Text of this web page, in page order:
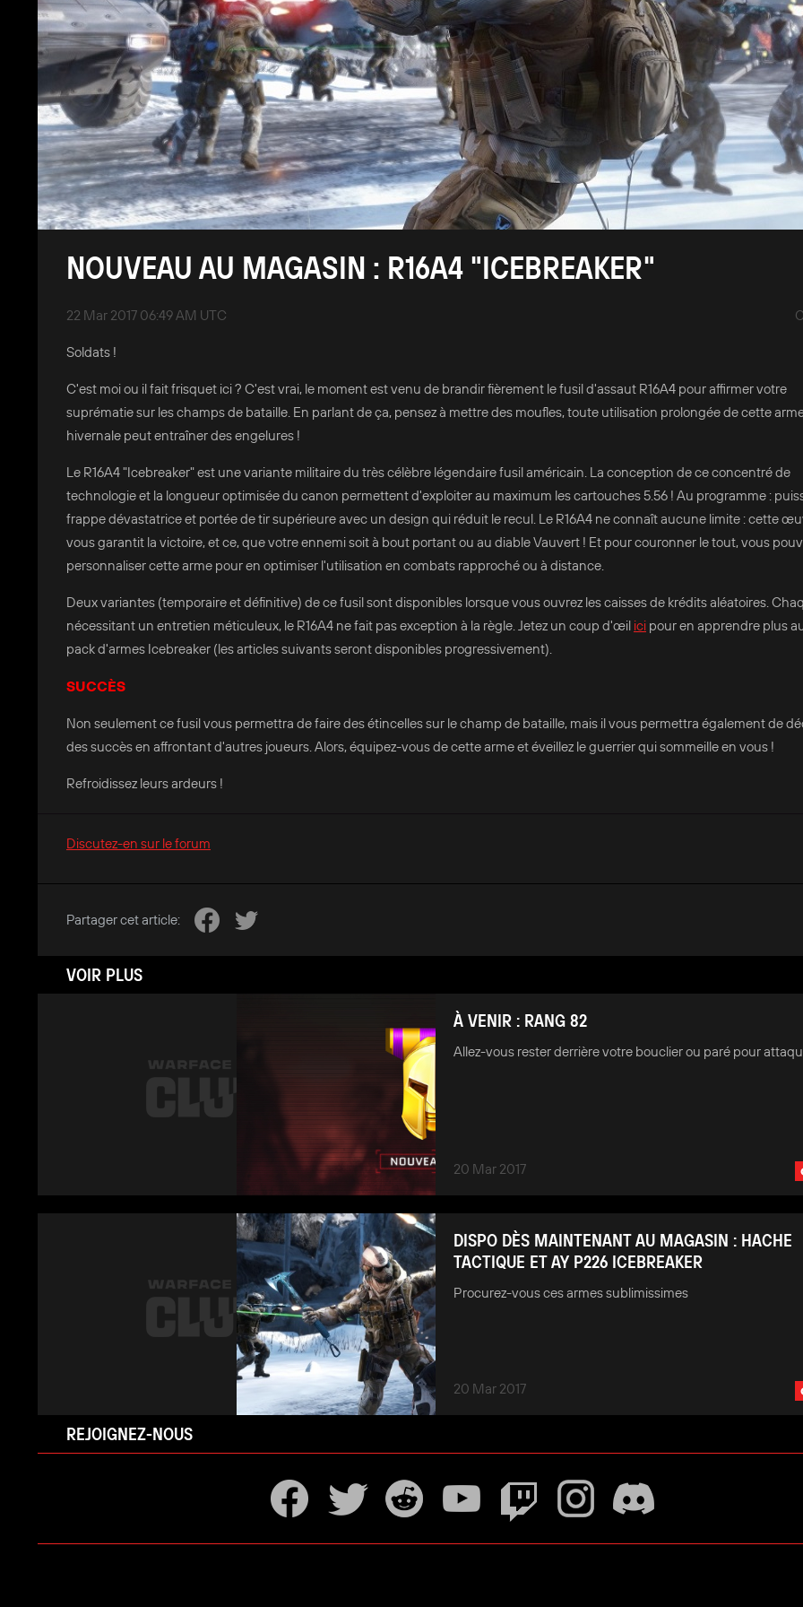
NOUVEAU AU MAGASIN : R16A4 "ICEBREAKER"
22 Mar 2017 06:49 AM UTC
Soldats !
C'est moi ou il fait frisquet ici ? C'est vrai, le moment est venu de brandir fièrement le fusil d'assaut R16A4 pour affirmer votre
suprématie sur les champs de bataille. En parlant de ça, pensez à mettre des moufles, toute utilisation prolongée de cette
hivernale peut entraîner des engelures !
Le R16A4 "Icebreaker" est une variante militaire du très célèbre légendaire fusil américain. La conception de ce concentré de
technologie et la longueur optimisée du canon permettent d'exploiter au maximum les cartouches 5.56 ! Au programme :
frappe dévastatrice et portée de tir supérieure avec un design qui réduit le recul. Le R16A4 ne connaît aucune limite : cette
vous garantit la victoire, et ce, que votre ennemi soit à bout portant ou au diable Vauvert ! Et pour couronner le tout, vous
personnaliser cette arme pour en optimiser l'utilisation en combats rapproché ou à distance.
Deux variantes (temporaire et définitive) de ce fusil sont disponibles lorsque vous ouvrez les caisses de krédits aléatoires.
nécessitant un entretien méticuleux, le R16A4 ne fait pas exception à la règle. Jetez un coup d'œil ici pour en apprendre plus
pack d'armes Icebreaker (les articles suivants seront disponibles progressivement).
SUCCÈS
Non seulement ce fusil vous permettra de faire des étincelles sur le champ de bataille, mais il vous permettra également de
des succès en affrontant d'autres joueurs. Alors, équipez-vous de cette arme et éveillez le guerrier qui sommeille en vous !
Refroidissez leurs ardeurs !
Discutez-en sur le forum
Partager cet article:
VOIR PLUS
À VENIR : RANG 82
Allez-vous rester derrière votre bouclier ou paré pour
20 Mar 2017
DISPO DÈS MAINTENANT AU MAGASIN : HACHE
TACTIQUE ET AY P226 ICEBREAKER
Procurez-vous ces armes sublimissimes
20 Mar 2017
REJOIGNEZ-NOUS